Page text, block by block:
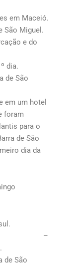
em Maceió.
Miguel.
e do
do 1º dia.
São
em um hotel
foram
para o
de São
dia da
bordo.
–
São